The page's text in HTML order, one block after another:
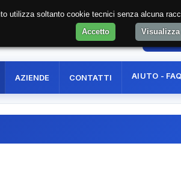
AREA
AZIENDE CONTATTI AIUTO - FAQ
utilizza soltanto cookie tecnici senza alcuna
Accetto